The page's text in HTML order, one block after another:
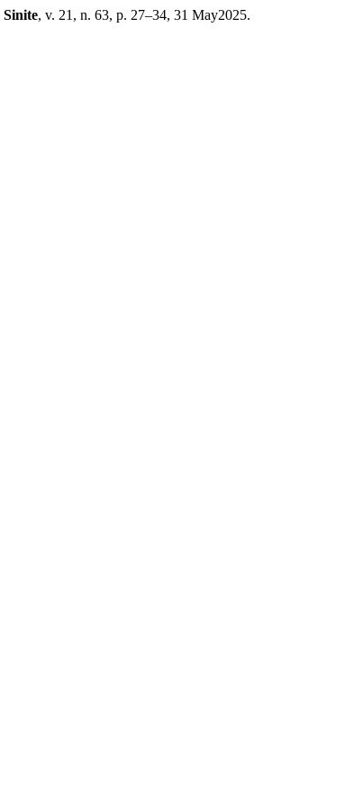
Sinite, v. 21, n. 63, p. 27–34, 31 May2025.